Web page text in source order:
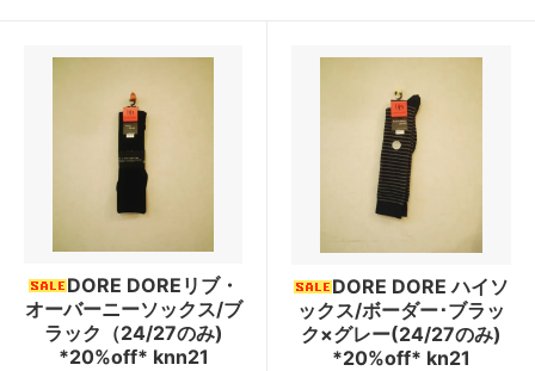
DORE DOREリブ・
オーバーニーソックス/ブ
ラック（24/27のみ)
*20%off* knn21
DORE DORE ハイソ
ックス/ボーダー･ブラッ
ク×グレー(24/27のみ)
*20%off* kn21